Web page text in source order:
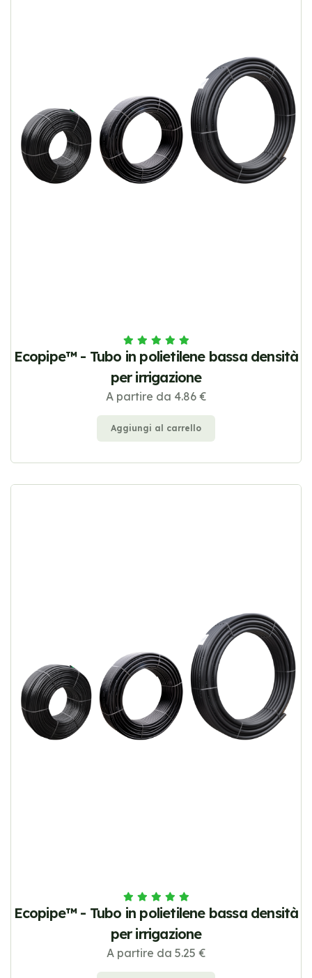
Ecopipe™ - Tubo in polietilene bassa densità
per irrigazione
A partire da 4.86 €
Aggiungi al carrello
Ecopipe™ - Tubo in polietilene bassa densità
per irrigazione
A partire da 5.25 €